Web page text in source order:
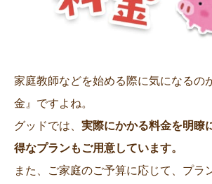
家庭教師などを始める際に気になるの
金』ですよね。
グッドでは、 実際にかかる料金を明瞭
得なプランもご用意しています。
また、ご家庭のご予算に応じて、プラ